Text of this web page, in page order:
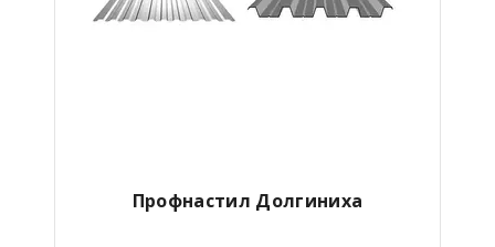
Профнастил Долгиниха